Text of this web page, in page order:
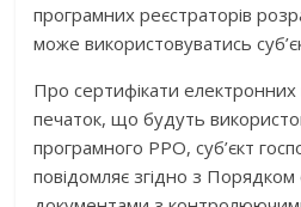
програмних реєстраторів
може використовуватись
Про сертифікати електронних
печаток, що будуть
програмного РРО, суб’єкт
повідомляє згідно з